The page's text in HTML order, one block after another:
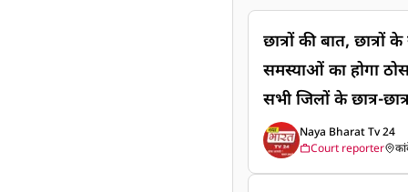
छात्रों की बात,
समस्याओं का होगा
सभी जिलों के छात्र-
शिक्षाविदों और नीति-
सुधार की दिशा रांची।
Naya Bharat Tv 24
Court reporter